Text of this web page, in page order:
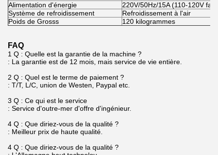
Alimentation d'énergie
220V/50Hz/15A (110-120V
Système de refroidissement
Refroidissement à l'air
Poids de Grosss
120 kilogrammes
FAQ
1 Q : Quelle est la garantie de la machine ?
: La garantie est de 12 mois, mais service de vie entière.
2 Q : Quel est le terme de paiement ?
: T/T, L/C, union de Westen, Paypal etc.
3 Q : Ce qui est le service
: Service d'outre-mer d'offre d'ingénieur.
4 Q : Que diriez-vous de la qualité ?
: Meilleur prix de haute qualité.
4 Q : Que diriez-vous de la qualité ?